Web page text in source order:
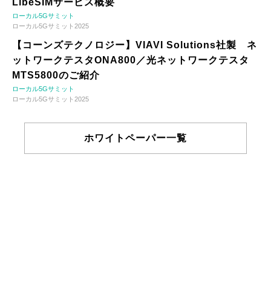
LibeSIMサービス概要
ローカル5Gサミット
ローカル5Gサミット2025
【コーンズテクノロジー】VIAVI Solutions社製 ネ
ットワークテスタONA800／光ネットワークテスタ
MTS5800のご紹介
ローカル5Gサミット
ローカル5Gサミット2025
ホワイトペーパー一覧